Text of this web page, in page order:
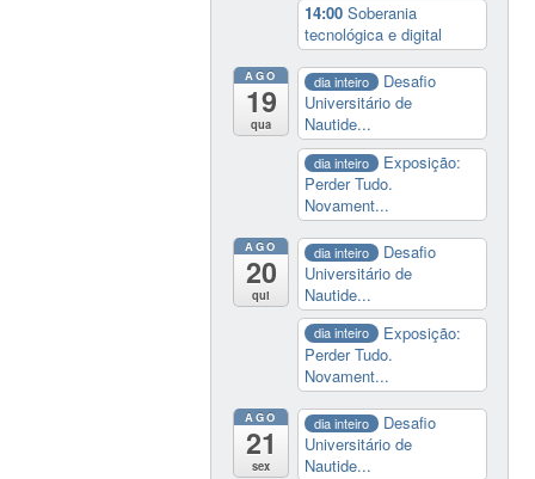
14:00Soberania
tecnológica e digital
AGO
19
qua
dia inteiro
Desafio
Universitário de
Nautide...
dia inteiro
Exposição:
Perder Tudo.
Novament...
AGO
20
qui
dia inteiro
Desafio
Universitário de
Nautide...
dia inteiro
Exposição:
Perder Tudo.
Novament...
AGO
21
sex
dia inteiro
Desafio
Universitário de
Nautide...